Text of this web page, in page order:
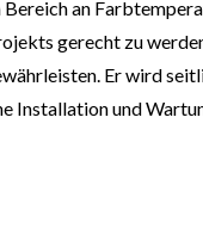
an
gerecht zu
Er wird
Installation und